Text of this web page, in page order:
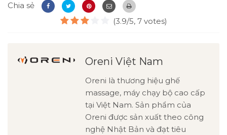
Chia sẻ
(3.9/5, 7 votes)
Oreni Việt Nam
Oreni là thương hiệu ghế
massage, máy chạy bộ cao cấp
tại Việt Nam. Sản phẩm của
Oreni được sản xuất theo công
nghệ Nhật Bản và đạt tiêu